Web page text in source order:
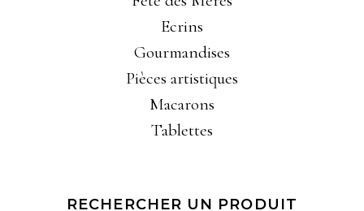
Ecrins
Gourmandises
Pièces artistiques
Macarons
Tablettes
RECHERCHER UN PRODUIT